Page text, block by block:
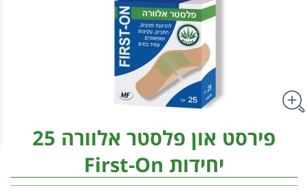
פירסט און פלסטר אלוורה 25
יחידות First-On